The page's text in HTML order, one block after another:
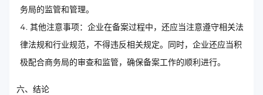
务局的监管和管理。
其他注意事项：企业在备案过程中，还应当注意遵守相关法
律法规和行业规范，不得违反相关规定。同时，企业还应当积
极配合商务局的审查和监管，确保备案工作的顺利进行。
六、结论